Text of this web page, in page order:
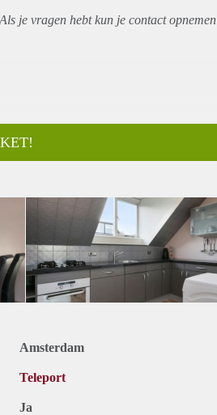
je vragen hebt kun je contact opnemen
Amsterdam
Teleport
Ja